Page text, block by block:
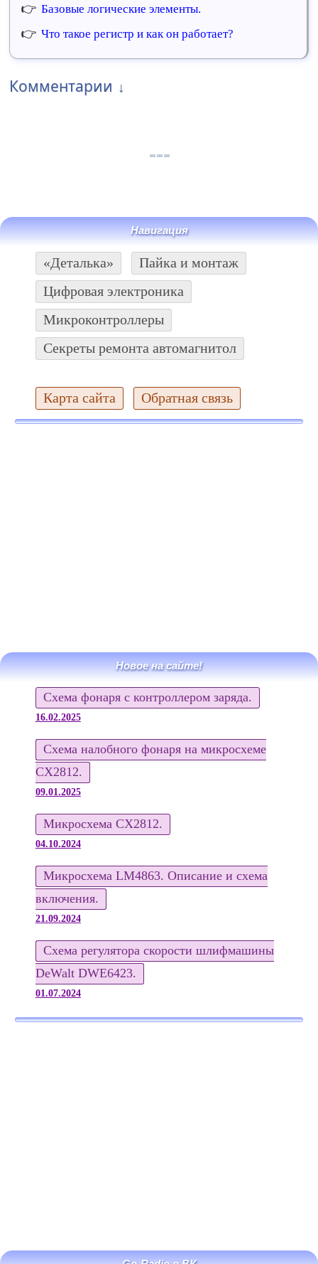
Базовые логические элементы.
Что такое регистр и как он работает?
Комментарии
Навигация
«Деталька»
Пайка и монтаж
Цифровая электроника
Микроконтроллеры
Секреты ремонта автомагнитол
Карта сайта Обратная связь
Новое на сайте!
Схема фонаря с контроллером заряда.
16.02.2025
Схема налобного фонаря на микросхеме
CX2812.
09.01.2025
Микросхема CX2812.
04.10.2024
Микросхема LM4863. Описание и схема
включения.
21.09.2024
Схема регулятора скорости шлифмашины
DeWalt DWE6423.
01.07.2024